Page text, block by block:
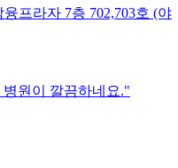
프라자 7층 702,703호 (야
원이 깔끔하네요."